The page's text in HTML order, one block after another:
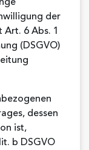
der
6 Abs. 1
(DSGVO)
dessen
ist,
b DSGVO